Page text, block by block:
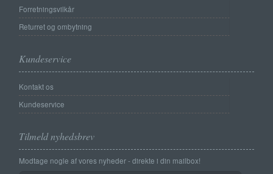
Forretningsvilkår
Returret og ombytning
Kundeservice
Kontakt os
Kundeservice
Tilmeld nyhedsbrev
Modtage nogle af vores nyheder - direkte i din mailbox!